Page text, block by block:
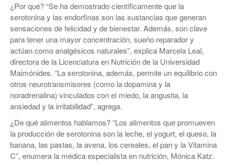
¿Por qué? “Se ha demostrado científicamente que la
serotonina y las endorfinas son las sustancias que generan
sensaciones de felicidad y de bienestar. Además, son clave
para tener una mayor concentración, sueño reparador y
actúan como analgésicos naturales”, explica Marcela Leal,
directora de la Licenciatura en Nutrición de la Universidad
Maimónides. “La serotonina, además, permite un equilibrio con
otros neurotransmisores (como la dopamina y la
noradrenalina) vinculados con el miedo, la angustia, la
ansiedad y la irritabilidad”, agrega.
¿De qué alimentos hablamos? “Los alimentos que promueven
la producción de serotonina son la leche, el yogurt, el queso, la
banana, las pastas, la avena, los cereales, el pan y la Vitamina
C”, enumera la médica especialista en nutrición, Mónica Katz.